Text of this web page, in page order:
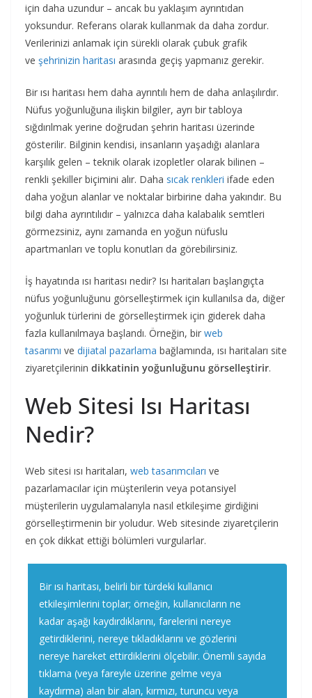
için daha uzundur – ancak bu yaklaşım ayrıntıdan
yoksundur. Referans olarak kullanmak da daha zordur.
Verilerinizi anlamak için sürekli olarak çubuk grafik
ve şehrinizin haritası arasında geçiş yapmanız gerekir.
Bir ısı haritası hem daha ayrıntılı hem de daha anlaşılırdır.
Nüfus yoğunluğuna ilişkin bilgiler, ayrı bir tabloya
sığdırılmak yerine doğrudan şehrin haritası üzerinde
gösterilir. Bilginin kendisi, insanların yaşadığı alanlara
karşılık gelen – teknik olarak izopletler olarak bilinen –
renkli şekiller biçimini alır. Daha sıcak renkleri ifade eden
daha yoğun alanlar ve noktalar birbirine daha yakındır. Bu
bilgi daha ayrıntılıdır – yalnızca daha kalabalık semtleri
görmezsiniz, aynı zamanda en yoğun nüfuslu
apartmanları ve toplu konutları da görebilirsiniz.
İş hayatında ısı haritası nedir? Isı haritaları başlangıçta
nüfus yoğunluğunu görselleştirmek için kullanılsa da, diğer
yoğunluk türlerini de görselleştirmek için giderek daha
fazla kullanılmaya başlandı. Örneğin, bir web
tasarımı ve dijiatal pazarlama bağlamında, ısı haritaları site
ziyaretçilerinin dikkatinin yoğunluğunu görselleştirir.
Web Sitesi Isı Haritası
Nedir?
Web sitesi ısı haritaları, web tasarımcıları ve
pazarlamacılar için müşterilerin veya potansiyel
müşterilerin uygulamalarıyla nasıl etkileşime girdiğini
görselleştirmenin bir yoludur. Web sitesinde ziyaretçilerin
en çok dikkat ettiği bölümleri vurgularlar.
Bir ısı haritası, belirli bir türdeki kullanıcı
etkileşimlerini toplar; örneğin, kullanıcıların ne
kadar aşağı kaydırdıklarını, farelerini nereye
getirdiklerini, nereye tıkladıklarını ve gözlerini
nereye hareket ettirdiklerini ölçebilir. Önemli sayıda
tıklama (veya fareyle üzerine gelme veya
kaydırma) alan bir alan, kırmızı, turuncu veya